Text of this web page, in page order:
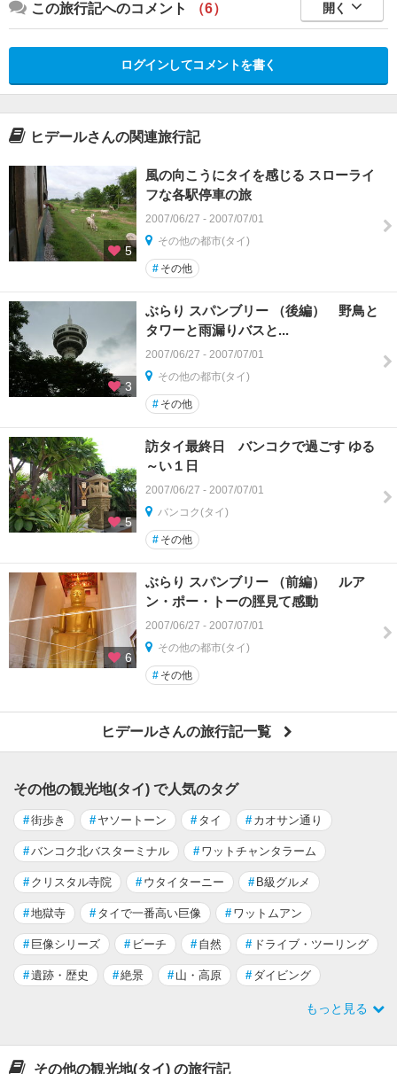
この旅行記へのコメント （6） 開く
ログインしてコメントを書く
ヒデールさんの関連旅行記
5
風の向こうにタイを感じる スローライ
フな各駅停車の旅
2007/06/27 - 2007/07/01
その他の都市(タイ)
# その他
3
ぶらり スパンブリー （後編） 野鳥と
タワーと雨漏りバスと...
2007/06/27 - 2007/07/01
その他の都市(タイ)
# その他
5
訪タイ最終日 バンコクで過ごす ゆる
～い１日
2007/06/27 - 2007/07/01
バンコク(タイ)
# その他
6
ぶらり スパンブリー （前編） ルア
ン・ポー・トーの脛見て感動
2007/06/27 - 2007/07/01
その他の都市(タイ)
# その他
ヒデールさんの旅行記一覧
その他の観光地(タイ) で人気のタグ
#街歩き # ヤソートーン # タイ # カオサン通り
#バンコク北バスターミナル # ワットチャンタラーム
# クリスタル寺院 # ウタイターニー # B級グルメ
#地獄寺 # タイで一番高い巨像 # ワットムアン
# 巨像シリーズ # ビーチ # 自然 # ドライブ・ツーリング
#遺跡・歴史 #絶景 # 山・高原 # ダイビング
もっと見る
その他の観光地(タイ) の旅行記